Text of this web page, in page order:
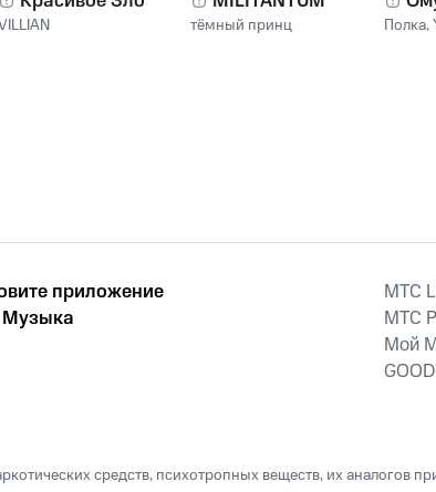
тёмный принц Полка,
приложение
MTС
MTС
Мой
средств, психотропных веществ, их аналогов